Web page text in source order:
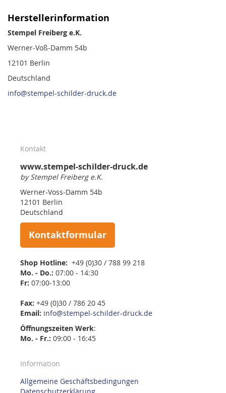
Herstellerinformation
Stempel Freiberg e.K.
Werner-Voß-Damm 54b
12101 Berlin
Deutschland
info@stempel-schilder-druck.de
Kontakt
www.stempel-schilder-druck.de
by Stempel Freiberg e.K.
Werner-Voss-Damm 54b
12101 Berlin
Deutschland
Kontaktformular
Shop Hotline: +49 (0)30 / 788 99 218
Mo. - Do.: 07:00 - 14:30
Fr: 07:00-13:00
Fax: +49 (0)30 / 786 20 45
Email: info@stempel-schilder-druck.de
Öffnungszeiten Werk:
Mo. - Fr.: 09:00 - 16:45
Information
Allgemeine Geschäftsbedingungen